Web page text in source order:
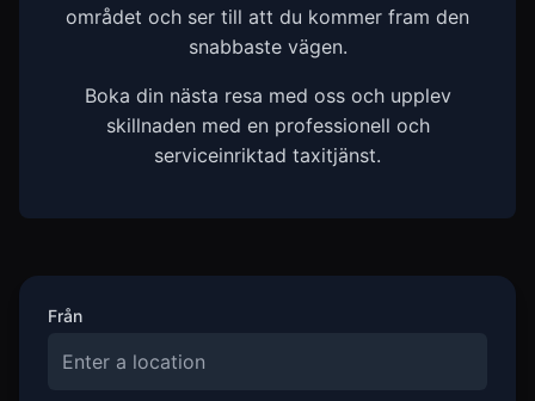
området och ser till att du kommer fram den
snabbaste vägen.
Boka din nästa resa med oss och upplev
skillnaden med en professionell och
serviceinriktad taxitjänst.
Från